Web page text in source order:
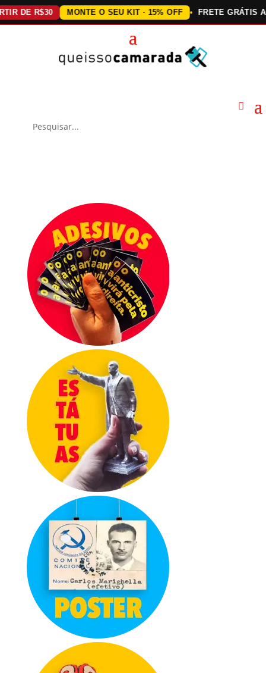
R$30 MONTE O SEU KIT · 15% OFF FRETE GRÁTIS